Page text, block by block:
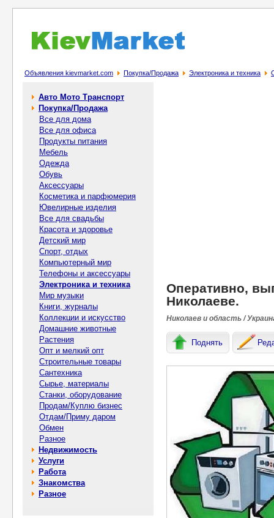
Объявления kievmarket.com Покупка/Продажа Электроника и техника
Авто Мото Транспорт
Покупка/Продажа
Все для дома
Все для офиса
Продукты питания
Мебель
Одежда
Обувь
Аксессуары
Косметика и парфюмерия
Ювелирные изделия
Все для свадьбы
Красота и здоровье
Детский мир
Спорт, отдых
Компьютерный мир
Телефоны и аксессуары
Электроника и техника
Мир музыки
Книги, журналы
Коллекции и искусство
Домашние животные
Растения
Опт и мелкий опт
Строительные товары
Сантехника
Сырье, материалы
Станки, оборудование
Продам/Куплю бизнес
Отдам/Приму даром
Обмен
Разное
Недвижимость
Услуги
Работа
Знакомства
Разное
Оперативно,
Николаеве.
Николаев и область /
Поднять